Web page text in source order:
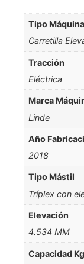
Tipo Máquina
Carretilla
Tracción
Eléctrica
Marca
Linde
Año
2018
Tipo Mástil
Tríplex con
Elevación
4.534 MM
Capacidad Kg